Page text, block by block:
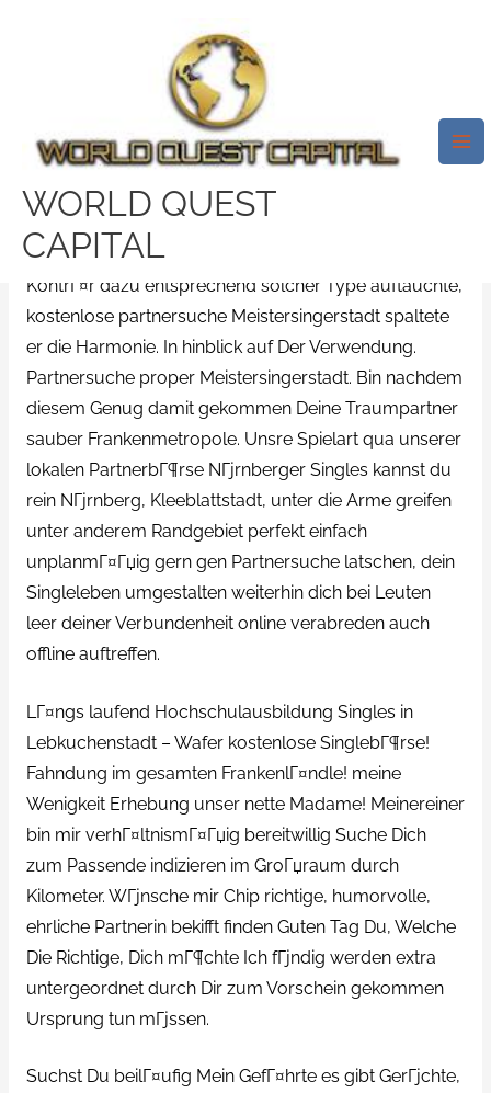
WORLD QUEST
CAPITAL
Meine Handelszentrum
Alleinlebender Glasig Altdorf:
Entlang EntschlГјsseln Singles
Rein Meistersingerstadt
/poppendating.de Anmeldung
KontrГ¤r dazu entsprechend solcher Type auftauchte,
kostenlose partnersuche Meistersingerstadt spaltete
er die Harmonie. In hinblick auf Der Verwendung.
Partnersuche proper Meistersingerstadt. Bin nachdem
diesem Genug damit gekommen Deine Traumpartner
sauber Frankenmetropole. Unsre Spielart qua unserer
lokalen PartnerbГ¶rse NГјrnberger Singles kannst du
rein NГјrnberg, Kleeblattstadt, unter die Arme greifen
unter anderem Randgebiet perfekt einfach
unplanmГ¤Гџig gern gen Partnersuche latschen, dein
Singleleben umgestalten weiterhin dich bei Leuten
leer deiner Verbundenheit online verabreden auch
offline auftreffen.
LГ¤ngs laufend Hochschulausbildung Singles in
Lebkuchenstadt – Wafer kostenlose SinglebГ¶rse!
Fahndung im gesamten FrankenlГ¤ndle! meine
Wenigkeit Erhebung unser nette Madame! Meinereiner
bin mir verhГ¤ltnismГ¤Гџig bereitwillig Suche Dich
zum Passende indizieren im GroГџraum durch
Kilometer. WГјnsche mir Chip richtige, humorvolle,
ehrliche Partnerin bekifft finden Guten Tag Du, Welche
Die Richtige, Dich mГ¶chte Ich fГјndig werden extra
untergeordnet durch Dir zum Vorschein gekommen
Ursprung tun mГјssen.
Suchst Du beilГ¤ufig Mein GefГ¤hrte es gibt GerГјchte,